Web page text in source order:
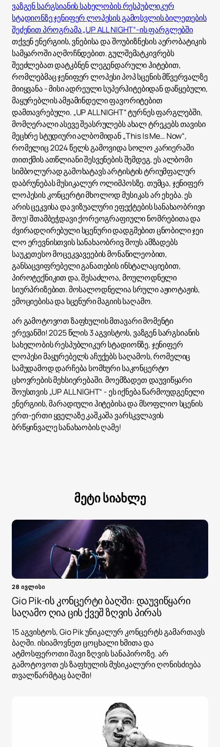
ვაზგენ სარგსიანის სახელობის რესპუბლიკურ
სტადიონზე ჯენიფერ ლოპესის გამოსვლის ბილეთების
შეძენით პროგრამა „UP ALL NIGHT“-ის ფარგლებში
თქვენ ენერგიის, ვნებისა და შოუბიზნესის აერობატიკის
სამყაროში აღმოჩნდებით. გულშემატკივრებს
შეეძლებათ დატკბნენ ლეგენდარული ჰიტებით,
რომლებმაც ჯენიფერ ლოპესი პოპ სცენის მწვერვალზე
მიიყვანა - მისი ადრეული სუპერჰიტებიდან დაწყებული,
მაყურებლის ამჟამინდელი ფავორიტებით
დამთავრებული. „UP ALL NIGHT“ ტურნეს ფარგლებში,
მომღერალი ასევე შეასრულებს ახალ ტრეკებს თავისი
მეცხრე სტუდიური ალბომიდან „This Is Me… Now“,
რომელიც 2024 წელს გამოვიდა სოლო კარიერაში
თითქმის ათწლიანი შესვენების შემდეგ. ეს ალბომი
სიმბოლურად გამოხატავს არტისტის ტრიუმფალურ
დაბრუნებას მუსიკალურ ოლიმპოსზე. თუმცა, ჯენიფერ
ლოპესის კონცერტი მხოლოდ მუსიკას არ ეხება. ეს
არის ცეკვისა და ვიზუალური ეფექტების სანახაობრივი
შოუ! შთამბეჭდავი ქორეოგრაფიული ნომრებითა და
ძვირადღირებული სცენური დადგმებით ცნობილი ჯეი
ლო ერევნისთვის სანახაობრივ შოუს ამზადებს
საუკეთესო მოცეკვავეების მონაწილეობით,
განსაცვიფრებელი განათების ინსტალაციებით,
პიროტექნიკით და, შესაძლოა, მოულოდნელი
სიურპრიზებით. მოსალოდნელია სრული აჟიოტაჟის,
ემოციებისა და სცენური მაგიის საღამო.
არ გამოტოვოთ ზაფხულის მთავარი მომენტი
ერევანში! 2025 წლის 3 აგვისტოს, ვაზგენ სარგსიანის
სახელობის რესპუბლიკურ სტადიონზე, ჯენიფერ
ლოპესი მაყურებელს აჩუქებს საღამოს, რომელიც
სამუდამოდ დარჩება სომხური საკონცერტო
ცხოვრების მეხსიერებაში. მოემზადეთ დაუვიწყარი
შოუსთვის „UP ALL NIGHT“ - ეს იქნება წარმოუდგენელი
ენერგიის, მარადიული ჰიტებისა და მსოფლიო სცენის
ერთ-ერთი ყველაზე კაშკაშა ვარსკვლავის
ბრწყინვალე სანახაობის ღამე!
მეტი სიახლე
28 ივლისი
Gio Pik-ის კონცერტი ბაღში: დაუვიწყარი
საღამო ღია ცის ქვეშ ზღვის პირას
15 აგვისტოს, Gio Pik უნიკალურ კონცერტს გამართავს
ბაღში. ისიამოვნეთ ცოცხალი ხმითა და
ატმოსფეროთი შავი ზღვის სანაპიროზე. არ
გამოტოვოთ ეს ზაფხულის მუსიკალური ღონისძიება
თვალწარმტაც ბაღში!